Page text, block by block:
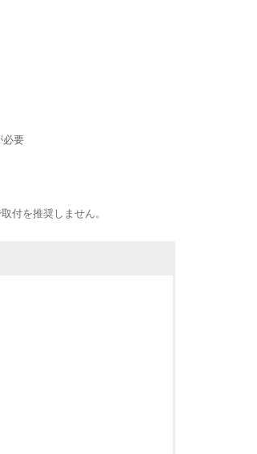
必要
付を推奨しません。